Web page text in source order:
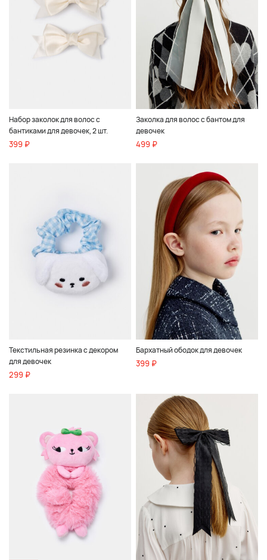
Набор заколок для волос с
бантиками для девочек, 2 шт.
399 ₽
Заколка для волос с бантом для
девочек
499 ₽
Текстильная резинка с декором
для девочек
299 ₽
Бархатный ободок для девочек
399 ₽